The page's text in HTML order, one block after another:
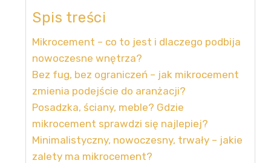
Spis treści
Mikrocement – co to jest i dlaczego podbija
nowoczesne wnętrza?
Bez fug, bez ograniczeń – jak mikrocement
zmienia podejście do aranżacji?
Posadzka, ściany, meble? Gdzie
mikrocement sprawdzi się najlepiej?
Minimalistyczny, nowoczesny, trwały – jakie
zalety ma mikrocement?